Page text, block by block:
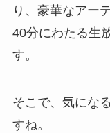
り、豪華なアー
40分にわたる生
す。
そこで、気にな
すね。